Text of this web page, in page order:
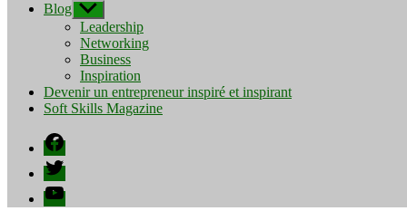
Blog Afficher
le
sous-
menu
Leadership
Networking
Business
Inspiration
Devenir un entrepreneur inspiré et inspirant
Soft Skills Magazine
Facebook
Twitter
YouTube